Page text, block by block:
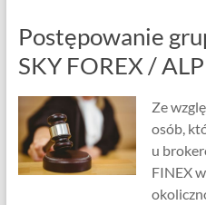
Postępowanie
SKY FOREX /
Ze
osób,
u
FINEX